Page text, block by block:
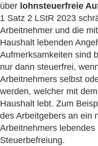
über lohnsteuerfreie
1 Satz 2 LStR 2023
Arbeitnehmer und die
Haushalt lebenden
Aufmerksamkeiten sind
nur dann steuerfrei,
Arbeitnehmers selbst
werden, welcher mit
Haushalt lebt. Zum
des Arbeitgebers an ein
Arbeitnehmers
Steuerbefreiung.